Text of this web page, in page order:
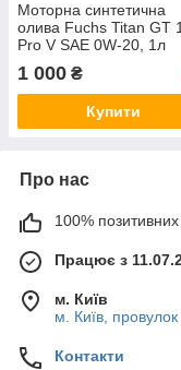
Моторна синтетична
олива Fuchs Titan GT
Pro V SAE 0W-20, 1л
1 000 ₴
Купити
Про нас
100% позитивних
Працює з
м. Київ
м. Київ,
Контакти